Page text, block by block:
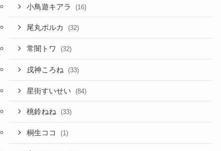
小鳥遊キアラ (16)
尾丸ポルカ (32)
常闇トワ (32)
戌神ころね (33)
星街すいせい (84)
桃鈴ねね (33)
桐生ココ (1)